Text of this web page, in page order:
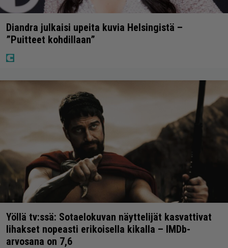
Diandra julkaisi upeita kuvia Helsingistä –
”Puitteet kohdillaan”
Yöllä tv:ssä: Sotaelokuvan näyttelijät kasvattivat
lihakset nopeasti erikoisella kikalla – IMDb-
arvosana on 7,6